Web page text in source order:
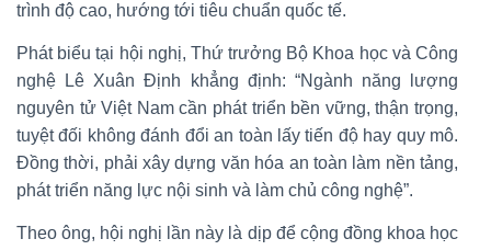
trình độ cao, hướng tới tiêu chuẩn quốc tế.
Phát biểu tại hội nghị, Thứ trưởng Bộ Khoa học và Công
nghệ Lê Xuân Định khẳng định: “Ngành năng lượng
nguyên tử Việt Nam cần phát triển bền vững, thận trọng,
tuyệt đối không đánh đổi an toàn lấy tiến độ hay quy mô.
Đồng thời, phải xây dựng văn hóa an toàn làm nền tảng,
phát triển năng lực nội sinh và làm chủ công nghệ”.
Theo ông, hội nghị lần này là dịp để cộng đồng khoa học